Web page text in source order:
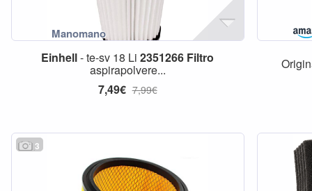
Einhell- te-sv 18 Li2351266 Filtro
aspirapolvere...
7,49€ 7,99€
3